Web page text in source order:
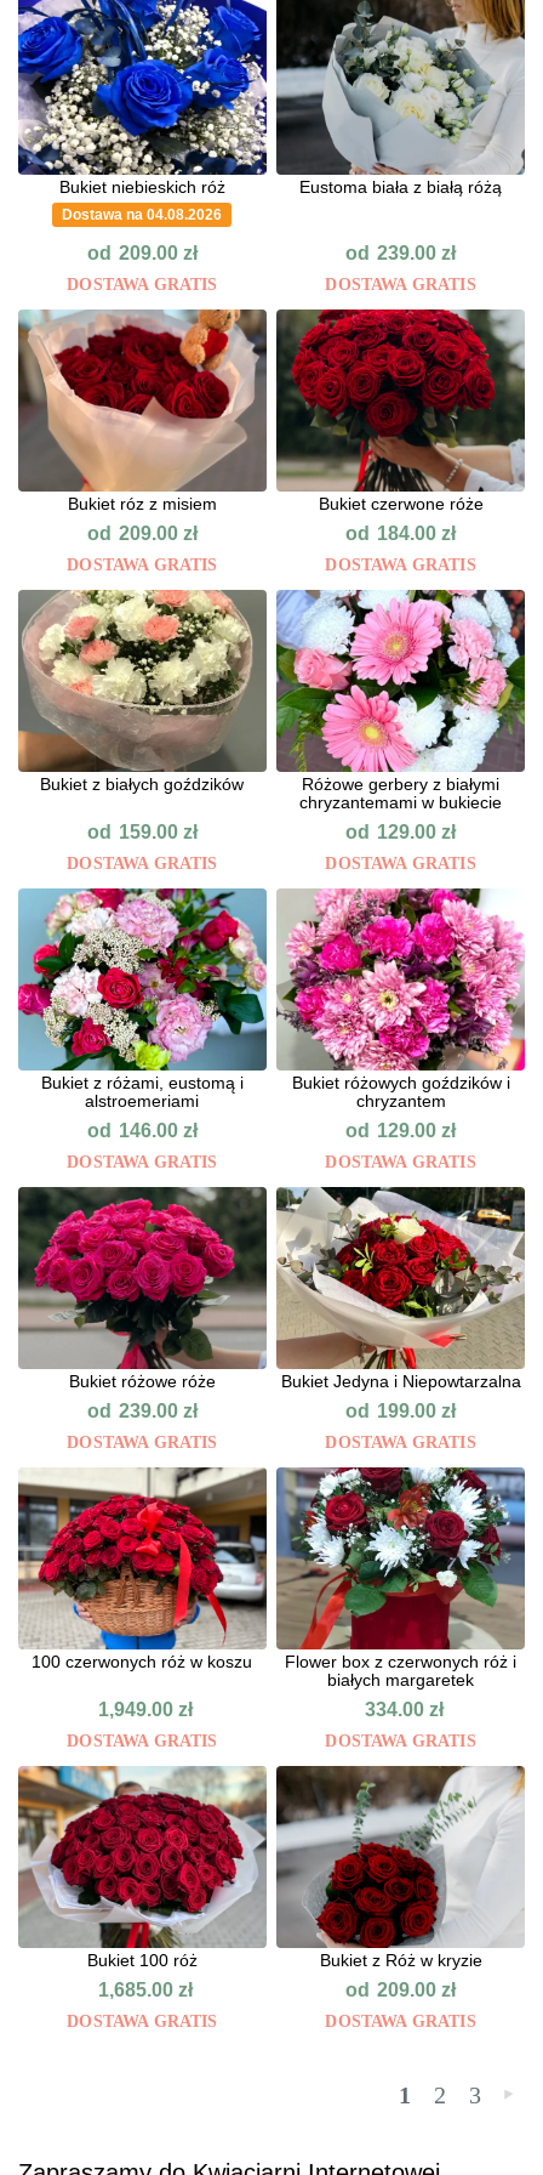
Bukiet niebieskich róż
Dostawa na 04.08.2026
od 209.00 zł
DOSTAWA GRATIS
Eustoma biała z białą różą
od 239.00zł
DOSTAWA GRATIS
Bukiet róz z misiem
od 209.00 zł
DOSTAWA GRATIS
Bukiet czerwone róże
od 184.00zł
DOSTAWA GRATIS
Bukiet z białych goździków
od 159.00 zł
DOSTAWA GRATIS
Różowe gerbery z białymi
chryzantemami w bukiecie
od 129.00zł
DOSTAWA GRATIS
Bukiet z różami, eustomą i
alstroemeriami
od 146.00 zł
DOSTAWA GRATIS
Bukiet różowych goździków i
chryzantem
od 129.00zł
DOSTAWA GRATIS
Bukiet różowe róże
od 239.00 zł
DOSTAWA GRATIS
Bukiet Jedyna i Niepowtarzalna
od 199.00zł
DOSTAWA GRATIS
100 czerwonych róż w koszu
1,949.00zł
DOSTAWA GRATIS
Flower box z czerwonych róż i
białych margaretek
334.00zł
DOSTAWA GRATIS
Bukiet 100 róż
1,685.00zł
DOSTAWA GRATIS
Bukiet z Róż w kryzie
od 209.00zł
DOSTAWA GRATIS
1 2 3 »